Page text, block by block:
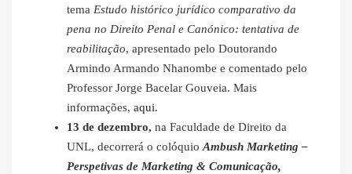
tema Estudo histórico jurídico comparativo da
pena no Direito Penal e Canónico: tentativa de
reabilitação, apresentado pelo Doutorando
Armindo Armando Nhanombe e comentado pelo
Professor Jorge Bacelar Gouveia. Mais
informações, aqui.
13 de dezembro, na Faculdade de Direito da
UNL, decorrerá o colóquioAmbush Marketing –
Perspetivas de Marketing & Comunicação,